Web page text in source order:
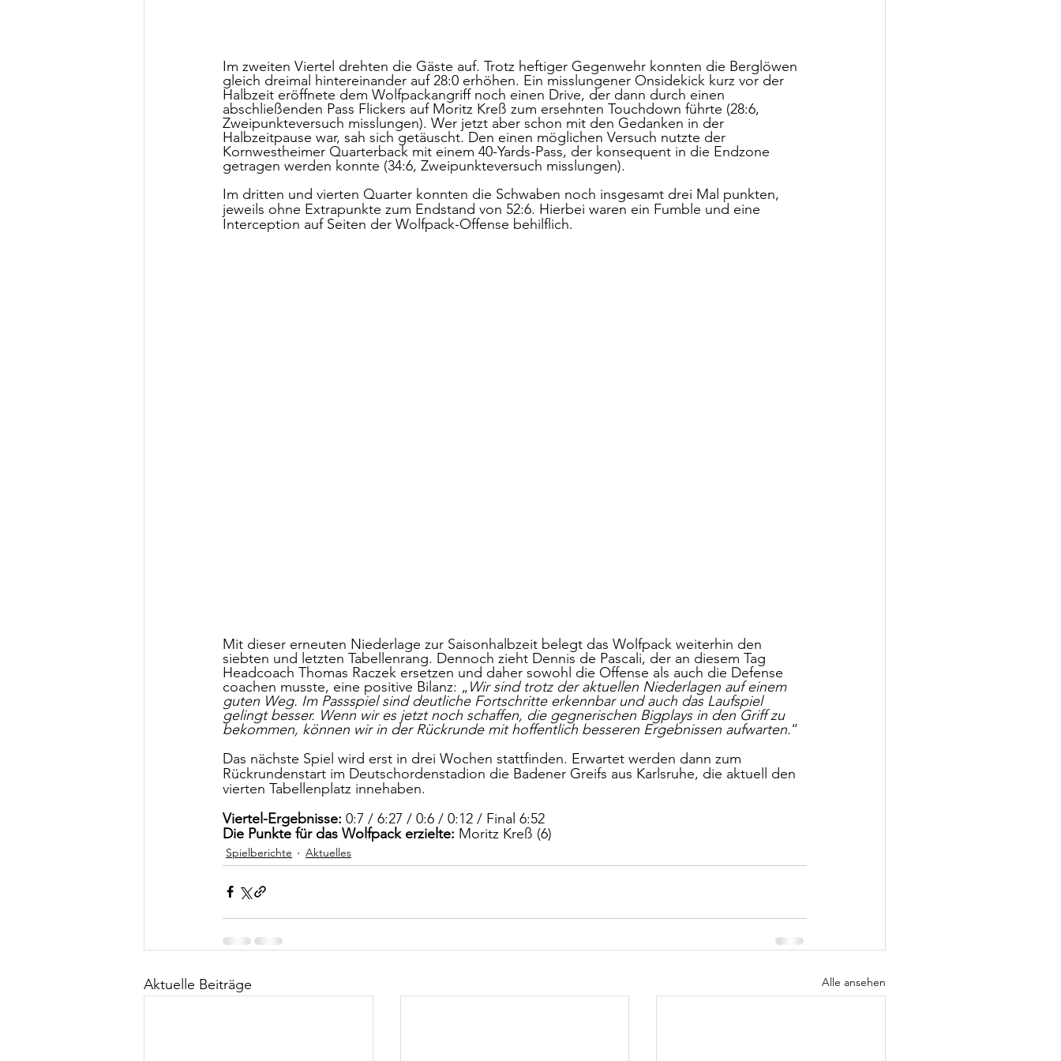
Im zweiten Viertel drehten die Gäste auf. Trotz heftiger Gegenwehr konnten die Berglöwen
gleich dreimal hintereinander auf 28:0 erhöhen. Ein misslungener Onsidekick kurz vor der
Halbzeit eröffnete dem Wolfpackangriff noch einen Drive, der dann durch einen
abschließenden Pass Flickers auf Moritz Kreß zum ersehnten Touchdown führte (28:6,
Zweipunkteversuch misslungen). Wer jetzt aber schon mit den Gedanken in der
Halbzeitpause war, sah sich getäuscht. Den einen möglichen Versuch nutzte der
Kornwestheimer Quarterback mit einem 40-Yards-Pass, der konsequent in die Endzone
getragen werden konnte (34:6, Zweipunkteversuch misslungen).
Im dritten und vierten Quarter konnten die Schwaben noch insgesamt drei Mal punkten,
jeweils ohne Extrapunkte zum Endstand von 52:6. Hierbei waren ein Fumble und eine
Interception auf Seiten der Wolfpack-Offense behilflich.
Mit dieser erneuten Niederlage zur Saisonhalbzeit belegt das Wolfpack weiterhin den
siebten und letzten Tabellenrang. Dennoch zieht Dennis de Pascali, der an diesem Tag
Headcoach Thomas Raczek ersetzen und daher sowohl die Offense als auch die Defense
coachen musste, eine positive Bilanz: „Wir sind trotz der aktuellen Niederlagen auf einem
guten Weg. Im Passspiel sind deutliche Fortschritte erkennbar und auch das Laufspiel
gelingt besser. Wenn wir es jetzt noch schaffen, die gegnerischen Bigplays in den Griff zu
bekommen, können wir in der Rückrunde mit hoffentlich besseren Ergebnissen aufwarten.“
Das nächste Spiel wird erst in drei Wochen stattfinden. Erwartet werden dann zum
Rückrundenstart im Deutschordenstadion die Badener Greifs aus Karlsruhe, die aktuell den
vierten Tabellenplatz innehaben.
Viertel-Ergebnisse: 0:7 / 6:27 / 0:6 / 0:12 / Final 6:52
Die Punkte für das Wolfpack erzielte: Moritz Kreß (6)
Spielberichte Aktuelles
Aktuelle Beiträge Alle ansehen